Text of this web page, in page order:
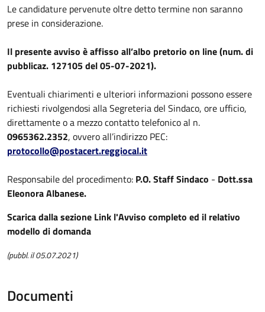
Le candidature pervenute oltre detto termine non saranno
prese in considerazione.
Il presente avviso è affisso all’albo pretorio on line (num. di
pubblicaz. 127105 del 05-07-2021).
Eventuali chiarimenti e ulteriori informazioni possono essere
richiesti rivolgendosi alla Segreteria del Sindaco, ore ufficio,
direttamente o a mezzo contatto telefonico al n.
0965362.2352, ovvero all’indirizzo PEC:
protocollo@postacert.reggiocal.it
Responsabile del procedimento: P.O. Staff Sindaco - Dott.ssa
Eleonora Albanese.
Scarica dalla sezione Link l'Avviso completo ed il relativo
modello di domanda
(pubbl. il 05.07.2021)
Documenti